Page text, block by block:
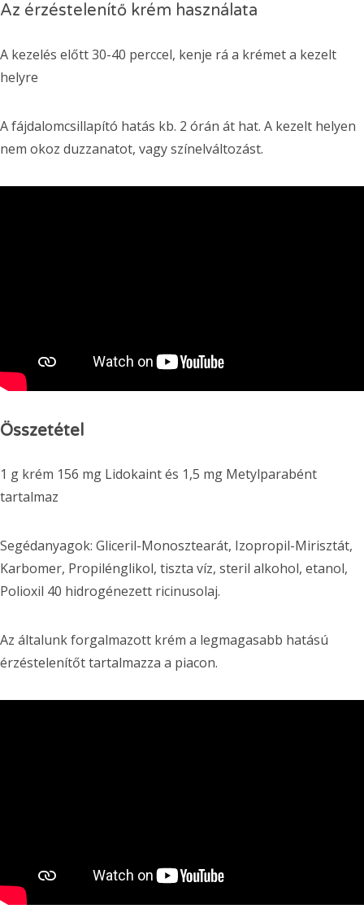
Az érzéstelenítő krém használata
A kezelés előtt 30-40 perccel, kenje rá a krémet a kezelt
helyre
A fájdalomcsillapító hatás kb. 2 órán át hat. A kezelt helyen
nem okoz duzzanatot, vagy színelváltozást.
Összetétel
1 g krém 156 mg Lidokaint és 1,5 mg Metylparabént
tartalmaz
Segédanyagok: Gliceril-Monosztearát, Izopropil-Mirisztát,
Karbomer, Propilénglikol, tiszta víz, steril alkohol, etanol,
Polioxil 40 hidrogénezett ricinusolaj.
Az általunk forgalmazott krém a legmagasabb hatású
érzéstelenítőt tartalmazza a piacon.